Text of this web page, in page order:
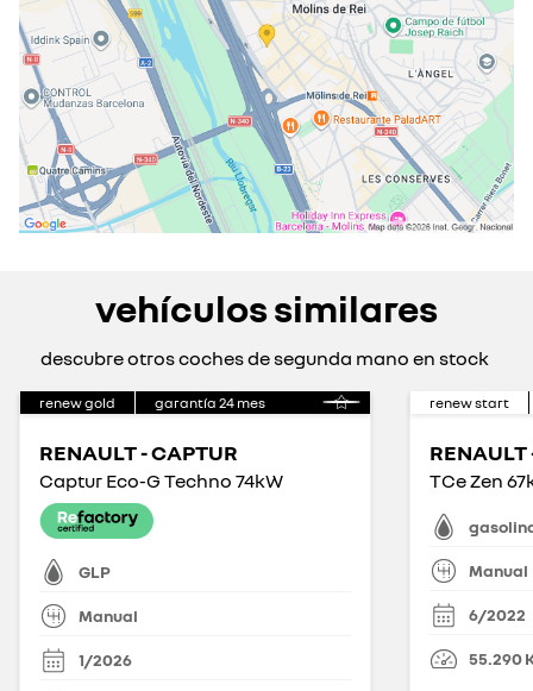
vehículos similares
descubre otros coches de segunda mano en stock
renew gold garantía 24 mes
RENAULT - CAPTUR
Captur Eco-G Techno 74kW
GLP
Manual
1/2026
renew start
RENAULT
TCe Zen
Manual
6/2022
55.290